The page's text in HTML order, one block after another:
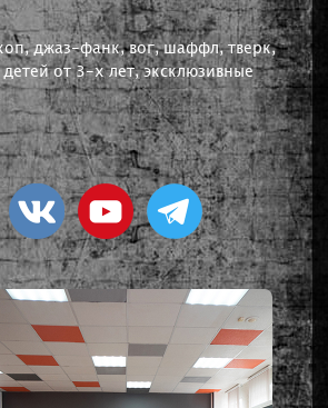
джаз-фанк, вог, шаффл, тверк,
от 3-х лет, эксклюзивные